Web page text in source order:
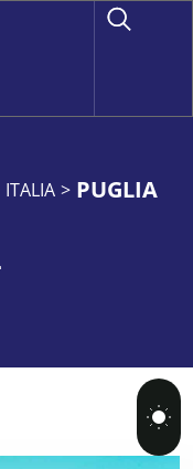
ITALIA > PUGLIA